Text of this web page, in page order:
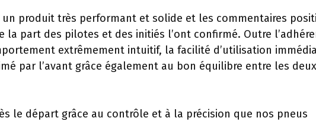
un produit très performant et solide et les commentaires
la part des pilotes et des initiés l’ont confirmé. Outre
extrêmement intuitif, la facilité d’utilisation
par l’avant grâce également au bon équilibre entre les deux
le départ grâce au contrôle et à la précision que nos pneus